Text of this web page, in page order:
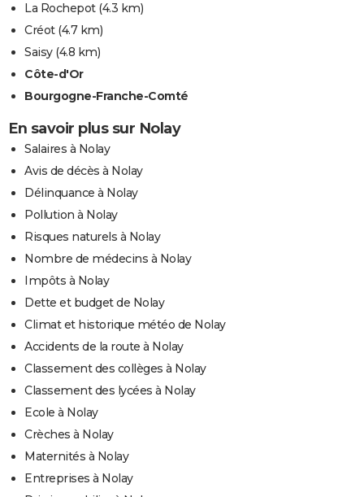
La Rochepot(4.3 km)
Créot(4.7 km)
Saisy(4.8 km)
Côte-d'Or
Bourgogne-Franche-Comté
En savoir plus sur Nolay
Salaires à Nolay
Avis de décès à Nolay
Délinquance à Nolay
Pollution à Nolay
Risques naturels à Nolay
Nombre de médecins à Nolay
Impôts à Nolay
Dette et budget de Nolay
Climat et historique météo de Nolay
Accidents de la route à Nolay
Classement des collèges à Nolay
Classement des lycées à Nolay
Ecole à Nolay
Crèches à Nolay
Maternités à Nolay
Entreprises à Nolay